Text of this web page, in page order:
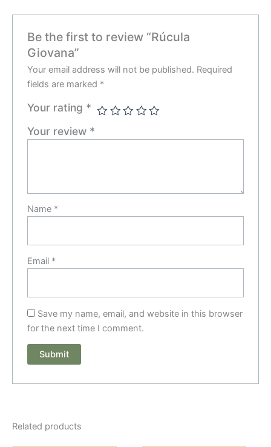
Be the first to review “Rúcula
Giovana”
Your email address will not be published. Required
fields are marked *
Your rating *
Your review *
Name *
Email *
Save my name, email, and website in this browser
for the next time I comment.
Related products